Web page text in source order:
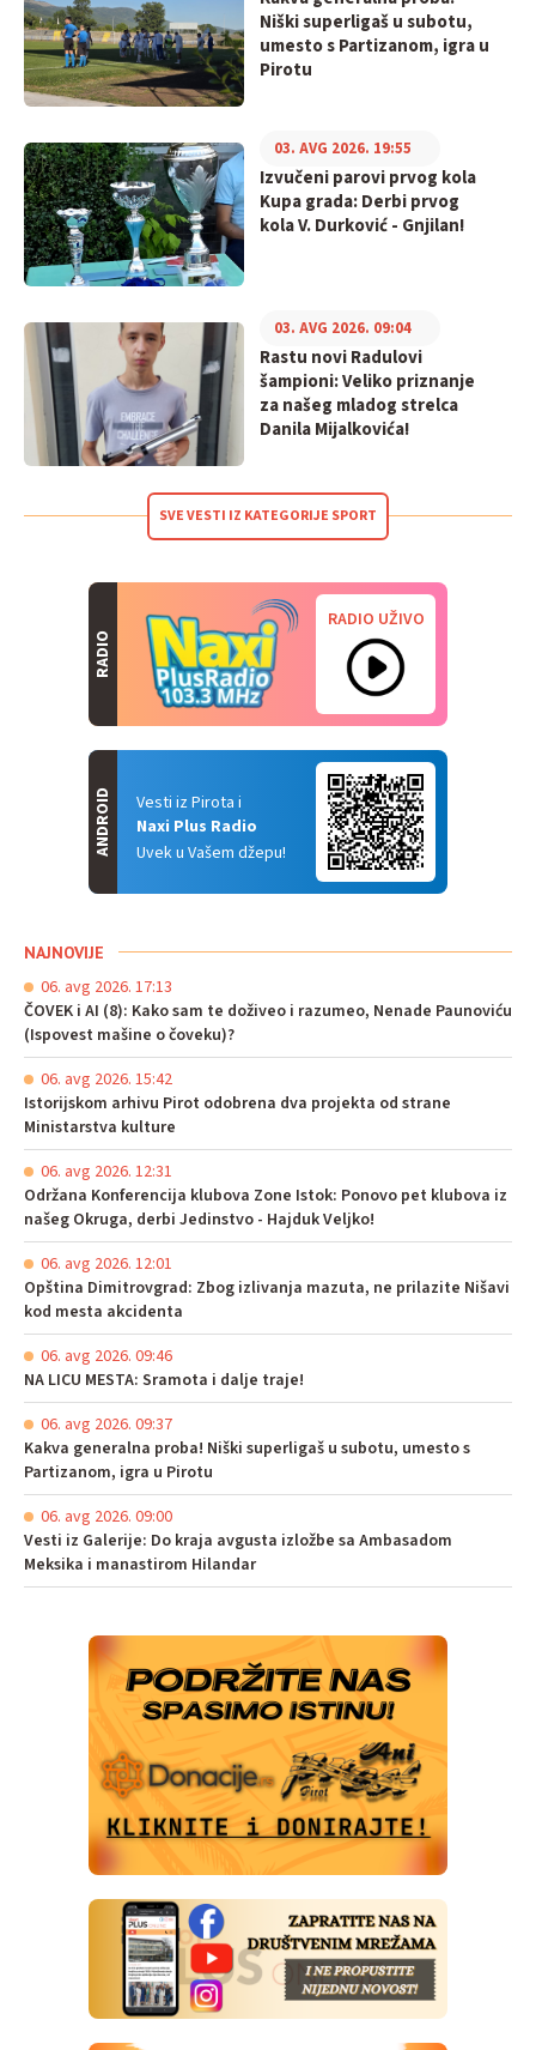
Niški superligaš u subotu,
umesto s Partizanom, igra u
Pirotu
Izvučeni parovi prvog kola
Kupa grada: Derbi prvog
kola V. Durković - Gnjilan!
03. AVG 2026. 19:55
Rastu novi Radulovi
šampioni: Veliko priznanje
za našeg mladog strelca
Danila Mijalkovića!
03. AVG 2026. 09:04
SVE VESTI IZ KATEGORIJE SPORT
RADIO
RADIO UŽIVO
Vesti iz Pirota i
Naxi Plus Radio
Uvek u Vašem džepu!
ANDROID
NAJNOVIJE
06. avg 2026. 17:13
ČOVEK i AI (8): Kako sam te doživeo i razumeo, Nenade Paunoviću
(Ispovest mašine o čoveku)?
06. avg 2026. 15:42
Istorijskom arhivu Pirot odobrena dva projekta od strane
Ministarstva kulture
06. avg 2026. 12:31
Održana Konferencija klubova Zone Istok: Ponovo pet klubova iz
našeg Okruga, derbi Jedinstvo - Hajduk Veljko!
06. avg 2026. 12:01
Opština Dimitrovgrad: Zbog izlivanja mazuta, ne prilazite Nišavi
kod mesta akcidenta
06. avg 2026. 09:46
NA LICU MESTA: Sramota i dalje traje!
06. avg 2026. 09:37
Kakva generalna proba! Niški superligaš u subotu, umesto s
Partizanom, igra u Pirotu
06. avg 2026. 09:00
Vesti iz Galerije: Do kraja avgusta izložbe sa Ambasadom
Meksika i manastirom Hilandar